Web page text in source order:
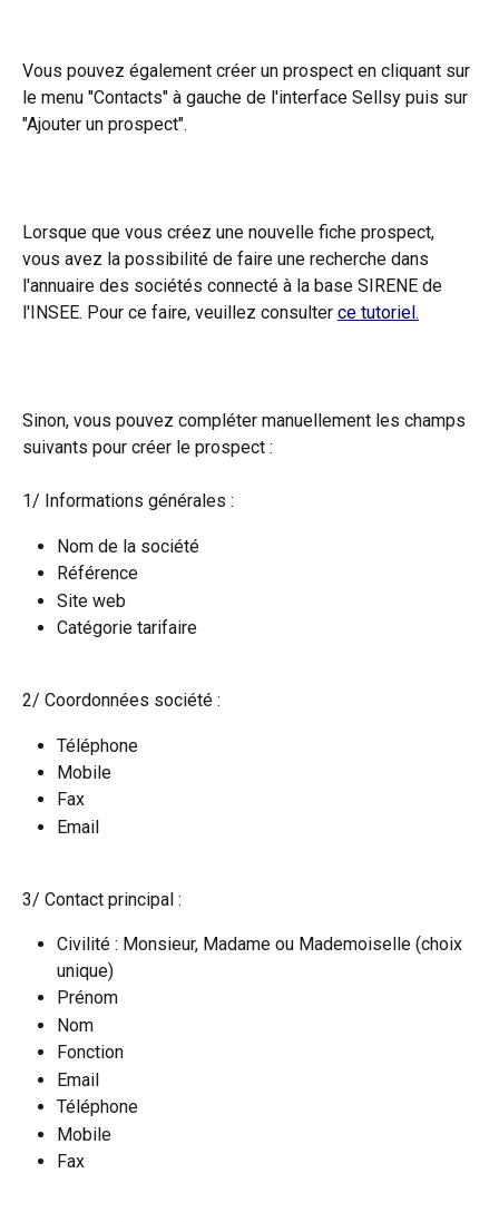
Vous pouvez également créer un prospect en cliquant sur
le menu "Contacts" à gauche de l'interface Sellsy puis sur
"Ajouter un prospect".
Lorsque que vous créez une nouvelle fiche prospect,
vous avez la possibilité de faire une recherche dans
l'annuaire des sociétés connecté à la base SIRENE de
l'INSEE. Pour ce faire, veuillez consulter ce tutoriel.
Sinon, vous pouvez compléter manuellement les champs
suivants pour créer le prospect :
1/ Informations générales :
Nom de la société
Référence
Site web
Catégorie tarifaire
2/ Coordonnées société :
Téléphone
Mobile
Fax
Email
3/ Contact principal :
Civilité : Monsieur, Madame ou Mademoiselle (choix
unique)
Prénom
Nom
Fonction
Email
Téléphone
Mobile
Fax